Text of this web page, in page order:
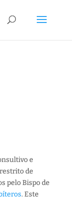
e
de
pelo Bispo de
. Este